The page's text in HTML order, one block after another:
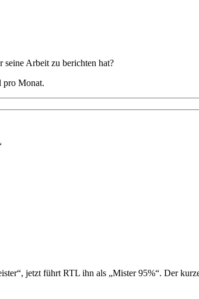
Arbeit zu berichten hat?
pro Monat.
jetzt führt RTL ihn als „Mister 95%“. Der